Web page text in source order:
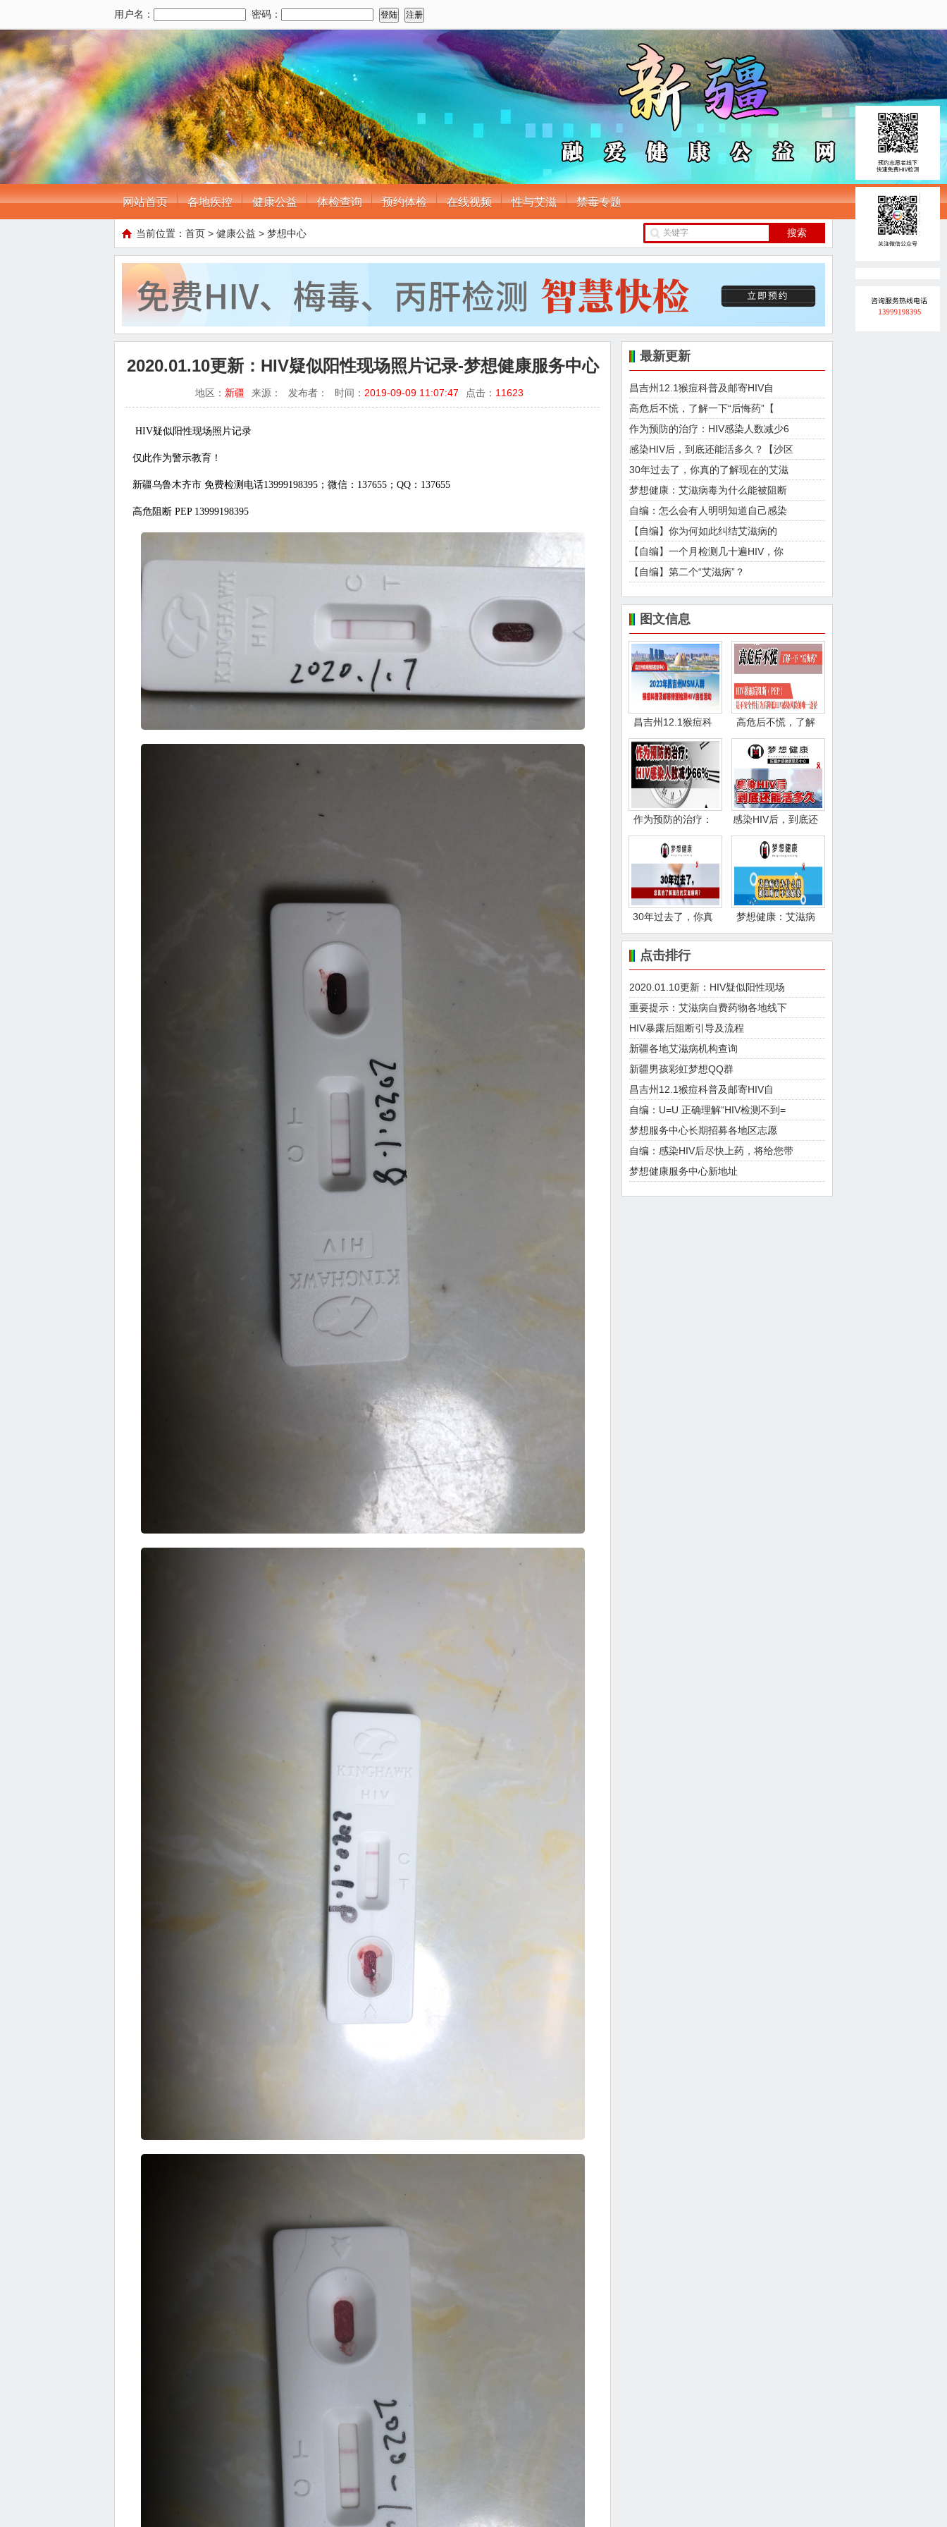
用户名： 密码：
网站首页 各地疾控 健康公益 体检查询 预约体检 在线视频 性与艾滋 禁毒专题
当前位置： 首页 > 健康公益 > 梦想中心
最新更新
昌吉州12.1猴痘科普及邮寄HIV自
高危后不慌，了解一下“后悔药”【
作为预防的治疗：HIV感染人数减少6
感染HIV后，到底还能活多久？【沙区
30年过去了，你真的了解现在的艾滋
梦想健康：艾滋病毒为什么能被阻断
自编：怎么会有人明明知道自己感染
【自编】你为何如此纠结艾滋病的
【自编】一个月检测几十遍HIV，你
【自编】第二个“艾滋病”？
图文信息
昌吉州12.1猴痘科
普及邮寄HIV自
高危后不慌，了解
一下“后悔药”【
作为预防的治疗：
HIV感染人数减少6
感染HIV后，到底还
能活多久？【沙区
30年过去了，你真
的了解现在的艾滋
梦想健康：艾滋病
毒为什么能被阻断
点击排行
2020.01.10更新：HIV疑似阳性现场
重要提示：艾滋病自费药物各地线下
HIV暴露后阻断引导及流程
新疆各地艾滋病机构查询
新疆男孩彩虹梦想QQ群
昌吉州12.1猴痘科普及邮寄HIV自
自编：U=U 正确理解“HIV检测不到=
梦想服务中心长期招募各地区志愿
自编：感染HIV后尽快上药，将给您带
梦想健康服务中心新地址
2020.01.10更新：HIV疑似阳性现场照片记录-梦想健康服务中心
地区： 新疆 来源： 发布者： 时间： 2019-09-09 11:07:47 点击： 11623
HIV疑似阳性现场照片记录
仅此作为警示教育！
新疆乌鲁木齐市 免费检测电话13999198395；微信：137655；QQ：137655
高危阻断 PEP 13999198395